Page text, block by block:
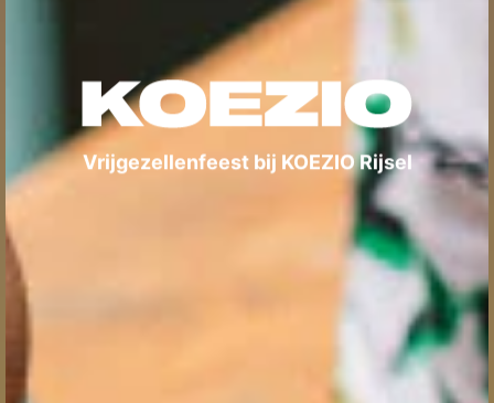
Vrijgezellenfeest bij KOEZIO Rijsel